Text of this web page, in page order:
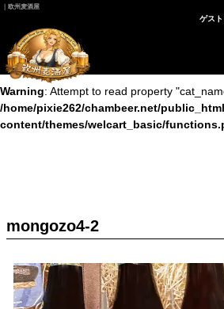
/home/pixie262/chambeer.net/
content/themes/welcart_basic/
Warning: Attempt to read property
/home/pixie262/chambeer.net/
content/themes/welcart_basic/
｜欧州麦酒屋
ゲスト
mongozo4-2